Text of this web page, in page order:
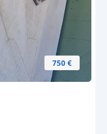
750 €